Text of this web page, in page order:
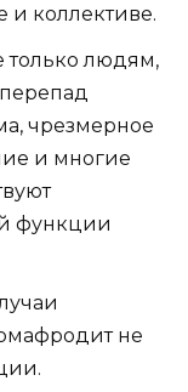
и коллективе.
только людям,
чрезмерное
и многие
функции
не